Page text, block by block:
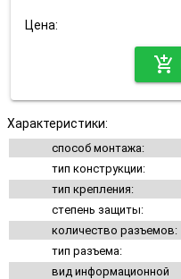
Цена:
add_shopping_cart
Характеристики:
способ монтажа:
тип конструкции:
тип крепления:
степень защиты:
количество разъемов:
тип разъема:
вид информационной